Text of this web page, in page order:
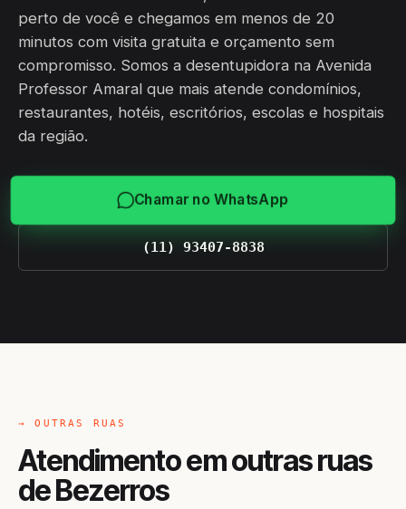
perto de você e chegamos em menos de 20
minutos com visita gratuita e orçamento sem
compromisso. Somos a desentupidora na Avenida
Professor Amaral que mais atende condomínios,
restaurantes, hotéis, escritórios, escolas e hospitais
da região.
Chamar no WhatsApp
(11) 93407-8838
→ OUTRAS RUAS
Atendimento em outras ruas
de Bezerros